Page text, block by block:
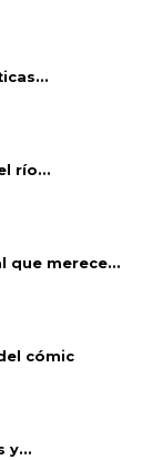
río...
que merece...
cómic
y...